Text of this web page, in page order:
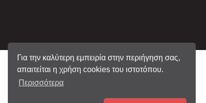
Για την καλύτερη εμπειρία στην περιήγηση σας,
απαιτείται η χρήση cookies του ιστοτόπου.
Περισσότερα